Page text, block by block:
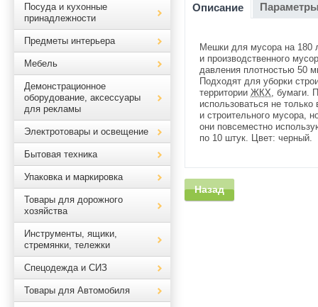
Посуда и кухонные
принадлежности
Предметы интерьера
Мебель
Демонстрационное
оборудование, аксессуары
для рекламы
Электротовары и освещение
Бытовая техника
Упаковка и маркировка
Товары для дорожного
хозяйства
Инструменты, ящики,
стремянки, тележки
Спецодежда и СИЗ
Товары для Автомобиля
Описание
Мешки для мусора на 180
и производственного
давления плотностью 50
Подходят для уборки
территории ЖКХ, бумаги.
использоваться не
и строительного мусора,
они повсеместно
по 10 штук. Цвет: черный.
Назад